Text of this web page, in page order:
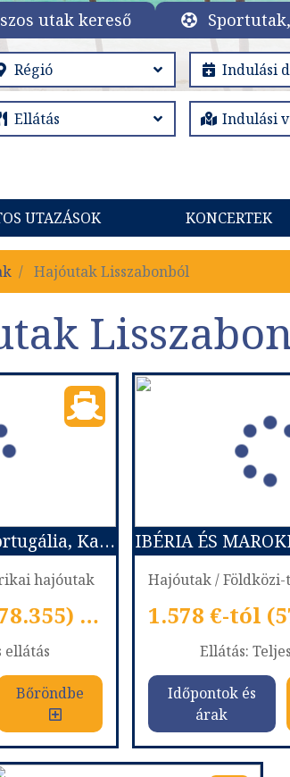
utak kereső
UTAZÁSOK KONCERTEK
Hajóutak Lisszabonból
Costa Diadema - Portugália, Kanári-szigetek, Zöld-Foki Köztársaság, Brazília
hajóutak
1.009 €-tól (378.355) Ft
ellátás
Bőröndbe
Costa Diadema - Portugália, Kanári-szigetek, Zöld-Foki Köztársaság, Brazília
Ellátás:
Időpontok és
árak